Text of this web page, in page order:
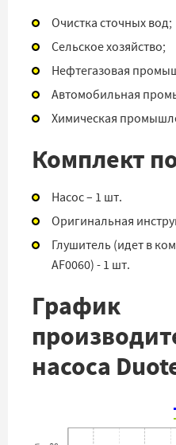
Очистка сточных вод;
Сельское хозяйство;
Нефтегазовая
Автомобильная
Химическая
Комплект
Насос – 1 шт.
Оригинальная
Глушитель (идет в
AF0060) - 1 шт.
График
насоса